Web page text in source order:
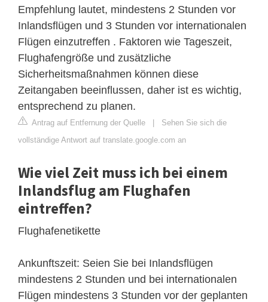
Empfehlung lautet, mindestens 2 Stunden vor
Inlandsflügen und 3 Stunden vor internationalen
Flügen einzutreffen . Faktoren wie Tageszeit,
Flughafengröße und zusätzliche
Sicherheitsmaßnahmen können diese
Zeitangaben beeinflussen, daher ist es wichtig,
entsprechend zu planen.
Antrag auf Entfernung der Quelle | Sehen Sie sich die
vollständige Antwort auf translate.google.com an
Wie viel Zeit muss ich bei einem
Inlandsflug am Flughafen
eintreffen?
Flughafenetikette
Ankunftszeit: Seien Sie bei Inlandsflügen
mindestens 2 Stunden und bei internationalen
Flügen mindestens 3 Stunden vor der geplanten